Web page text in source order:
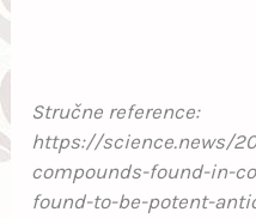
Stručne reference:
https://science.news/
compounds-found-in-
found-to-be-potent-